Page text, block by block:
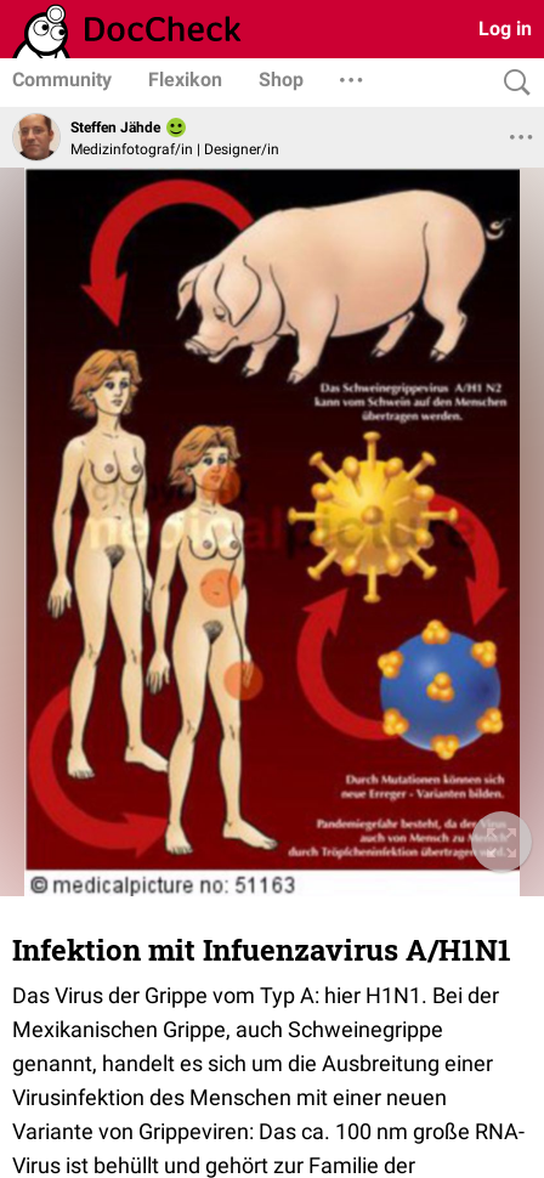
Log in
Community Flexikon Shop
Steffen Jähde
Medizinfotograf/in | Designer/in
Infektion mit Infuenzavirus A/H1N1
Das Virus der Grippe vom Typ A: hier H1N1. Bei der
Mexikanischen Grippe, auch Schweinegrippe
genannt, handelt es sich um die Ausbreitung einer
Virusinfektion des Menschen mit einer neuen
Variante von Grippeviren: Das ca. 100 nm große RNA-
Virus ist behüllt und gehört zur Familie der